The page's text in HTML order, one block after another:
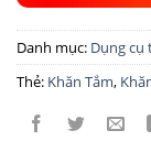
Danh mục: Dụng cụ
Thẻ: Khăn Tắm,